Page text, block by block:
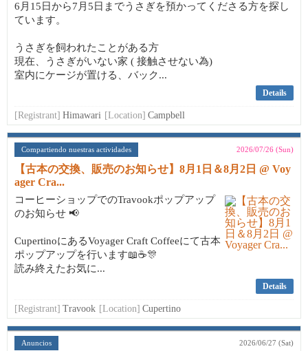
6月15日から7月5日までうさぎを預かってくださる方を探し
ています。
うさぎを飼われたことがある方
現在、うさぎがいない家 ( 接触させない為)
室内にケージが置ける、バック...
Details
[Registrant] Himawari [Location] Campbell
Compartiendo nuestras actividades 2026/07/26 (Sun)
【古本の交換、販売のお知らせ】8月1日＆8月2日 @ Voy
ager Cra...
コーヒーショップでのTravookポップアップ
のお知らせ 📢
CupertinoにあるVoyager Craft Coffeeにて古本
ポップアップを行います📖☕🎊
読み終えたお気に...
Details
[Registrant] Travook [Location] Cupertino
Anuncios 2026/06/27 (Sat)